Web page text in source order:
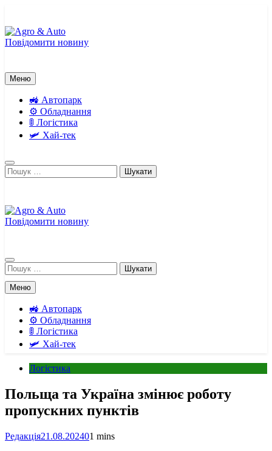
вмісту
Повідомити новину
Меню
🚜 Автопарк
⚙️ Обладнання
🚦 Логістика
🛩️ Хай-тек
Пошук:
Повідомити новину
Пошук:
Меню
🚜 Автопарк
⚙️ Обладнання
🚦 Логістика
🛩️ Хай-тек
Логістика
Польща та Україна змінює роботу
пропускних пунктів
Редакція21.08.202401 mins